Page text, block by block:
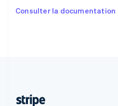
Consulter la documentation
English